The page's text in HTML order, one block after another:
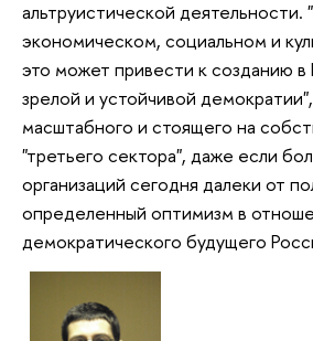
альтруистической
экономическом, социальном и
это может привести к созданию в
зрелой и устойчивой
масштабного и стоящего на
"третьего сектора", даже если
организаций сегодня далеки от
определенный оптимизм в
демократического будущего